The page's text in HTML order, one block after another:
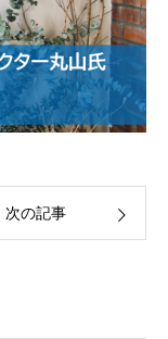
次の記事